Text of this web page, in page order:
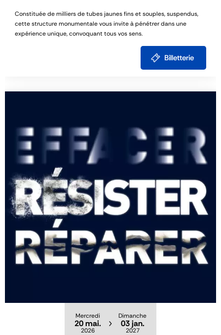
Constituée de milliers de tubes jaunes fins et souples, suspendus,
cette structure monumentale vous invite à pénétrer dans une
expérience unique, convoquant tous vos sens.
Billetterie
Mercredi
20 mai.
2026
Dimanche
03 jan.
2027